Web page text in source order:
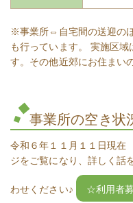
※事業所⇔自宅間の送迎の
も行っています。 実施区
す。その他近郊にお住まい
事業所の空き状
令和６年１１月１１日現
ジをご覧になり、詳しく話
わせください♪ ☆利用者